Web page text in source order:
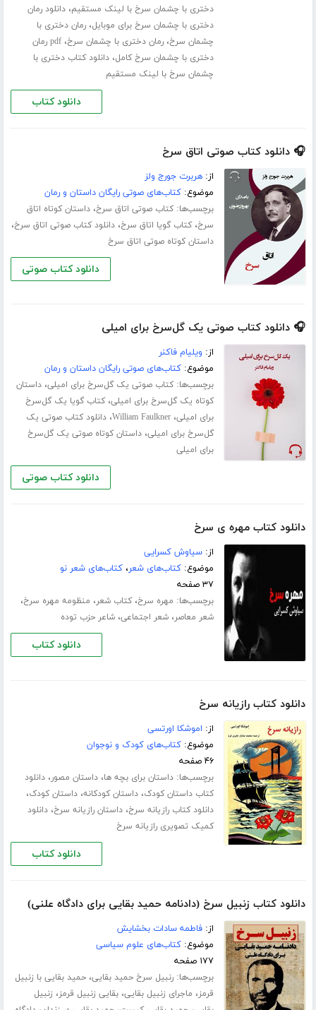
دختری با چشمان سرخ با لینک مستقیم،دانلود رمان
دختری با چشمان سرخ برای موبایل،رمان دختری با
چشمان سرخ،رمان دختری با چشمان سرخ،
pdf رمان
دختری با چشمان سرخ کامل،دانلود کتاب دختری با
چشمان سرخ با لینک مستقیم
دانلود کتاب
🎧 دانلود کتاب صوتی اتاق سرخ
از:هربرت جورج ولز
موضوع:کتاب‌های صوتی رایگان داستان و رمان
برچسب‌ها:کتاب صوتی اتاق سرخ،داستان کوتاه اتاق
سرخ،کتاب گویا اتاق سرخ،دانلود کتاب صوتی اتاق سرخ،
داستان کوتاه صوتی اتاق سرخ
دانلود کتاب صوتی
🎧 دانلود کتاب صوتی یک گل‌سرخ برای امیلی
از: ویلیام فاکنر
موضوع:کتاب‌های صوتی رایگان داستان و رمان
برچسب‌ها:کتاب صوتی یک گل‌سرخ برای امیلی،داستان
کوتاه یک گل‌سرخ برای امیلی،کتاب گویا یک گل‌سرخ
برای امیلی،William Faulkner،دانلود کتاب صوتی یک
گل‌سرخ برای امیلی،داستان کوتاه صوتی یک گل‌سرخ
برای امیلی
دانلود کتاب صوتی
دانلود کتاب مهره ی سرخ
از:سیاوش کسرایی
موضوع:کتاب‌های شعر،کتاب‌های شعر نو
۳۷ صفحه
برچسب‌ها: مهره سرخ،کتاب شعر، منظومه مهره سرخ،
شعر معاصر،شعر اجتماعی،شاعر حزب توده
دانلود کتاب
دانلود کتاب رازیانه سرخ
از: اموشکا اورتسی
موضوع:کتاب‌های کودک و نوجوان
۴۶ صفحه
برچسب‌ها:داستان برای بچه ها،داستان مصور،دانلود
کتاب داستان کودک،داستان کودکانه،داستان کودک،
دانلود کتاب رازیانه سرخ،داستان رازیانه سرخ،دانلود
کمیک تصویری رازیانه سرخ
دانلود کتاب
دانلود کتاب زنبیل سرخ (دادنامه حمید بقایی برای دادگاه علنی)
از:فاطمه سادات بخشایش
موضوع:کتاب‌های علوم سیاسی
۱۷۷ صفحه
برچسب‌ها:رنبیل سرخ حمید بقایی،حمید بقایی با زنبیل
قرمز، ماجرای زنبیل بقایی،بقایی زنبیل قرمز، زنبیل